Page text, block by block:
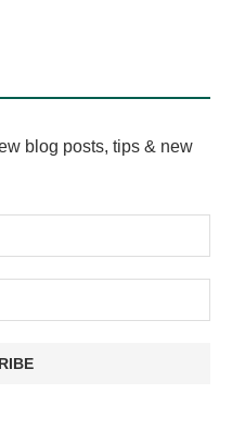
blog posts, tips & new